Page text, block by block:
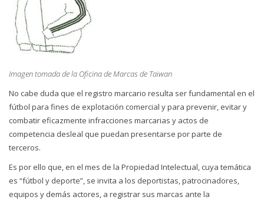
Imagen tomada de la Oficina de Marcas de Taiwan
No cabe duda que el registro marcario resulta ser fundamental en el
fútbol para fines de explotación comercial y para prevenir, evitar y
combatir eficazmente infracciones marcarias y actos de
competencia desleal que puedan presentarse por parte de
terceros.
Es por ello que, en el mes de la Propiedad Intelectual, cuya temática
es “fútbol y deporte”, se invita a los deportistas, patrocinadores,
equipos y demás actores, a registrar sus marcas ante la